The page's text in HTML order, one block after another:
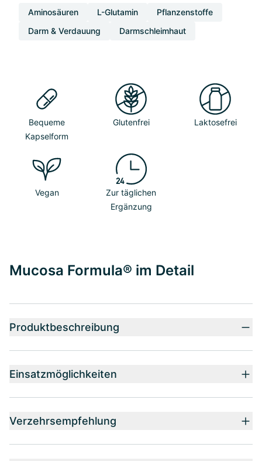
Aminosäuren L-Glutamin
Pflanzenstoffe
Darm & Verdauung
Darmschleimhaut
Bequeme
Kapselform
Glutenfrei Laktosefrei
Vegan
Zur täglichen
Ergänzung
Mucosa Formula® im Detail
Produktbeschreibung
Einsatzmöglichkeiten
Verzehrsempfehlung